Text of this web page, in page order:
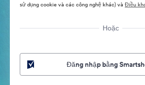
sử dụng cookie và các công nghệ khác) và Điều
Hoặc
Đăng nhập bằng